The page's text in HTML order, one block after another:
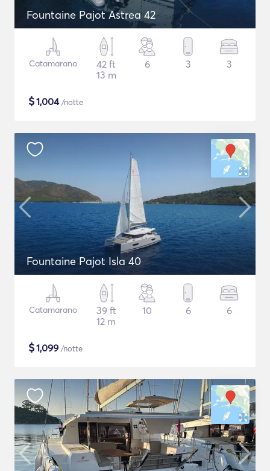
Fountaine Pajot Astrea 42
Catamarano
42 ft
13 m
6 3 3
$1,004/notte
Fountaine Pajot Isla 40
Catamarano
39 ft
12 m
10 6 6
$1,099 /notte